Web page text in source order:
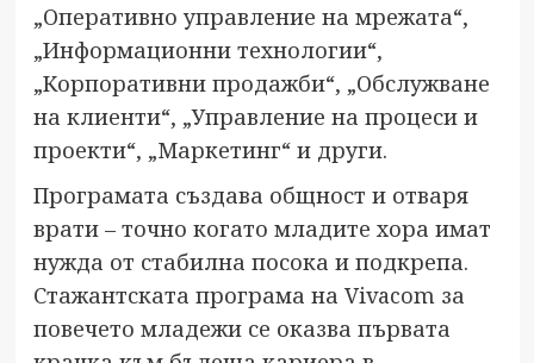
„Оперативно управление на мрежата“,
„Информационни технологии“,
„Корпоративни продажби“, „Обслужване
на клиенти“, „Управление на процеси и
проекти“, „Маркетинг“ и други.
Програмата създава общност и отваря
врати – точно когато младите хора имат
нужда от стабилна посока и подкрепа.
Стажантската програма на Vivacom за
повечето младежи се оказва първата